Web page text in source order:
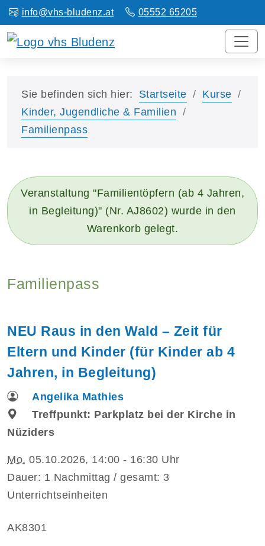
info@vhs-bludenz.at 05552 65205
Sie befinden sich hier: Startseite
Kurse
Kinder, Jugendliche & Familien
Familienpass
Veranstaltung "Familientöpfern (ab 4 Jahren,
in Begleitung)" (Nr. AJ8602) wurde in den
Warenkorb gelegt.
Familienpass
NEU Raus in den Wald – Zeit für
Eltern und Kinder (für Kinder ab 4
Jahren, in Begleitung)
Angelika Mathies
Treffpunkt: Parkplatz bei der Kirche in
Nüziders
Mo. 05.10.2026, 14:00 - 16:30 Uhr
Dauer: 1 Nachmittag / gesamt: 3
Unterrichtseinheiten
AK8301